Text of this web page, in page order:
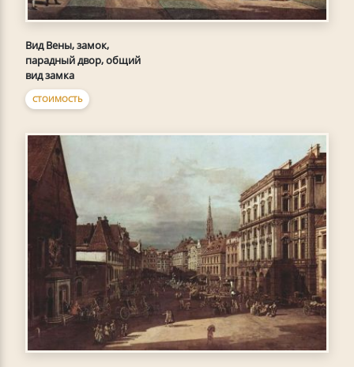
Вид Вены, замок,
парадный двор, общий
вид замка
СТОИМОСТЬ